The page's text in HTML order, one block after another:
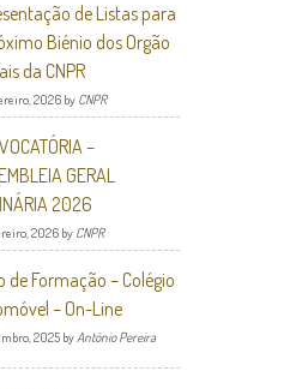
de Listas para
Biénio dos Orgão
da CNPR
2026by CNPR
–
GERAL
2026
2026 by CNPR
de Formação – Colégio
– On-Line
2025 byAntónio Pereira